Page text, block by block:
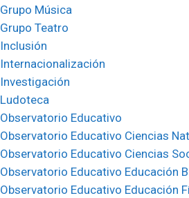
Grupo Música
Grupo Teatro
Inclusión
Internacionalización
Investigación
Ludoteca
Observatorio Educativo
Observatorio Educativo Ciencias
Observatorio Educativo Ciencias
Observatorio Educativo Educación
Observatorio Educativo Educación